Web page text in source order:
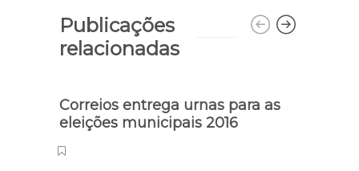
Publicações
relacionadas
Correios entrega urnas para as
eleições municipais 2016